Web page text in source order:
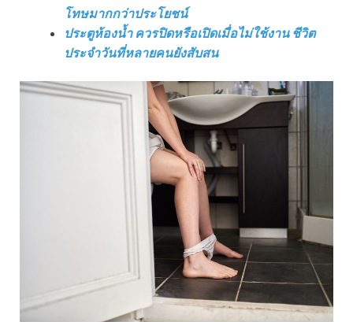
โทษมากกว่าประโยชน์
ประตูห้องน้ำ ควรปิดหรือเปิดเมื่อไม่ใช้งาน ชีวิต
ประจำวันที่หลายคนยังสับสน